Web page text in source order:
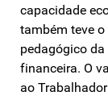
capacidade
também teve
pedagógico
financeira. O
ao